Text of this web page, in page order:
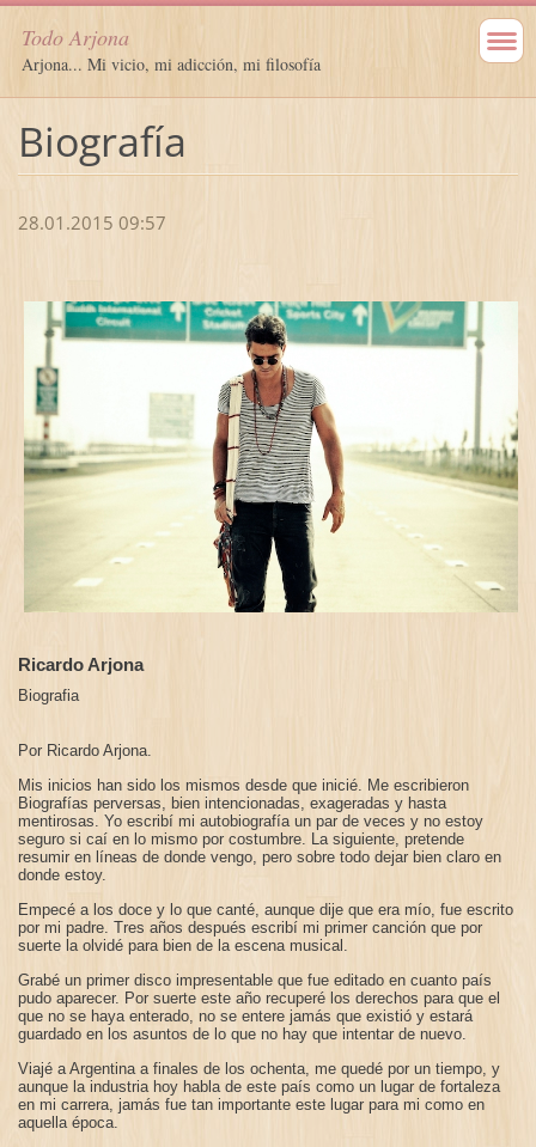
Todo Arjona
Arjona... Mi vicio, mi adicción, mi filosofía
Biografía
28.01.2015 09:57
Ricardo Arjona
Biografia
Por Ricardo Arjona.
Mis inicios han sido los mismos desde que inicié. Me escribieron
Biografías perversas, bien intencionadas, exageradas y hasta
mentirosas. Yo escribí mi autobiografía un par de veces y no estoy
seguro si caí en lo mismo por costumbre. La siguiente, pretende
resumir en líneas de donde vengo, pero sobre todo dejar bien claro en
donde estoy.
Empecé a los doce y lo que canté, aunque dije que era mío, fue escrito
por mi padre. Tres años después escribí mi primer canción que por
suerte la olvidé para bien de la escena musical.
Grabé un primer disco impresentable que fue editado en cuanto país
pudo aparecer. Por suerte este año recuperé los derechos para que el
que no se haya enterado, no se entere jamás que existió y estará
guardado en los asuntos de lo que no hay que intentar de nuevo.
Viajé a Argentina a finales de los ochenta, me quedé por un tiempo, y
aunque la industria hoy habla de este país como un lugar de fortaleza
en mi carrera, jamás fue tan importante este lugar para mi como en
aquella época.